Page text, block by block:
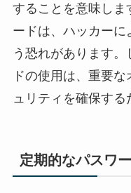
することを意味しま
ードは、ハッカーに
う恐れがあります
ドの使用は、重要
ュリティを確保する
定期的なパスワ